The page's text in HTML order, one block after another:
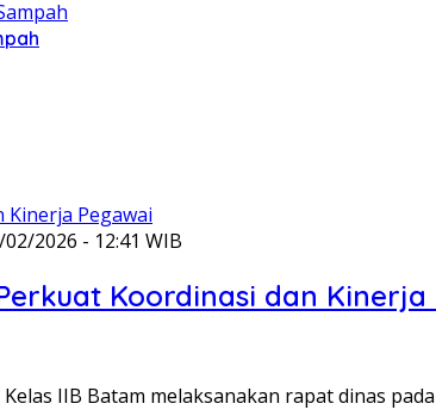
2026 - 12:41 WIB
Koordinasi dan Kinerja
IIB Batam melaksanakan rapat dinas